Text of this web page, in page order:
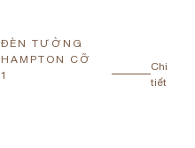
ĐÈN TƯỜNG
HAMPTON CỠ
1
Chi
tiết